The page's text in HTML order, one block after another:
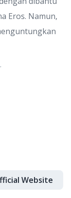
Eros. Namun,
Website